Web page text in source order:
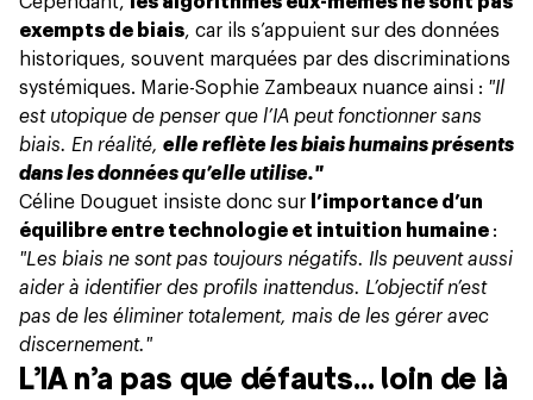
exempts de biais, car ils s’appuient sur des données
historiques, souvent marquées par des discriminations
systémiques. Marie-Sophie Zambeaux nuance ainsi : "Il
est utopique de penser que l’IA peut fonctionner sans
biais. En réalité, elle reflète les biais humains présents
dans les données qu’elle utilise."
Céline Douguet insiste donc sur l’importance d’un
équilibre entre technologie et intuition humaine :
"Les biais ne sont pas toujours négatifs. Ils peuvent aussi
aider à identifier des profils inattendus. L’objectif n’est
pas de les éliminer totalement, mais de les gérer avec
discernement."
L’IA n’a pas que défauts… loin de là